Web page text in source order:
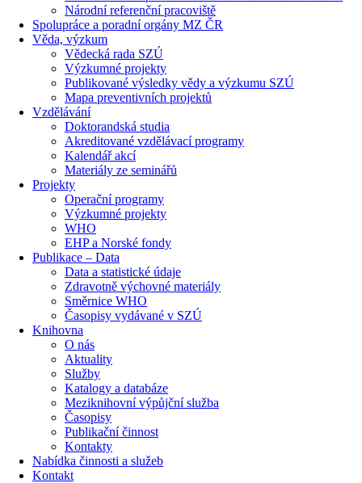
Národní referenční pracoviště
Spolupráce a poradní orgány MZ ČR
Věda, výzkum
Vědecká rada SZÚ
Výzkumné projekty
Publikované výsledky vědy a výzkumu SZÚ
Mapa preventivních projektů
Vzdělávání
Doktorandská studia
Akreditované vzdělávací programy
Kalendář akcí
Materiály ze seminářů
Projekty
Operační programy
Výzkumné projekty
WHO
EHP a Norské fondy
Publikace – Data
Data a statistické údaje
Zdravotně výchovné materiály
Směrnice WHO
Časopisy vydávané v SZÚ
Knihovna
O nás
Aktuality
Služby
Katalogy a databáze
Meziknihovní výpůjční služba
Časopisy
Publikační činnost
Kontakty
Nabídka činnosti a služeb
Kontakt